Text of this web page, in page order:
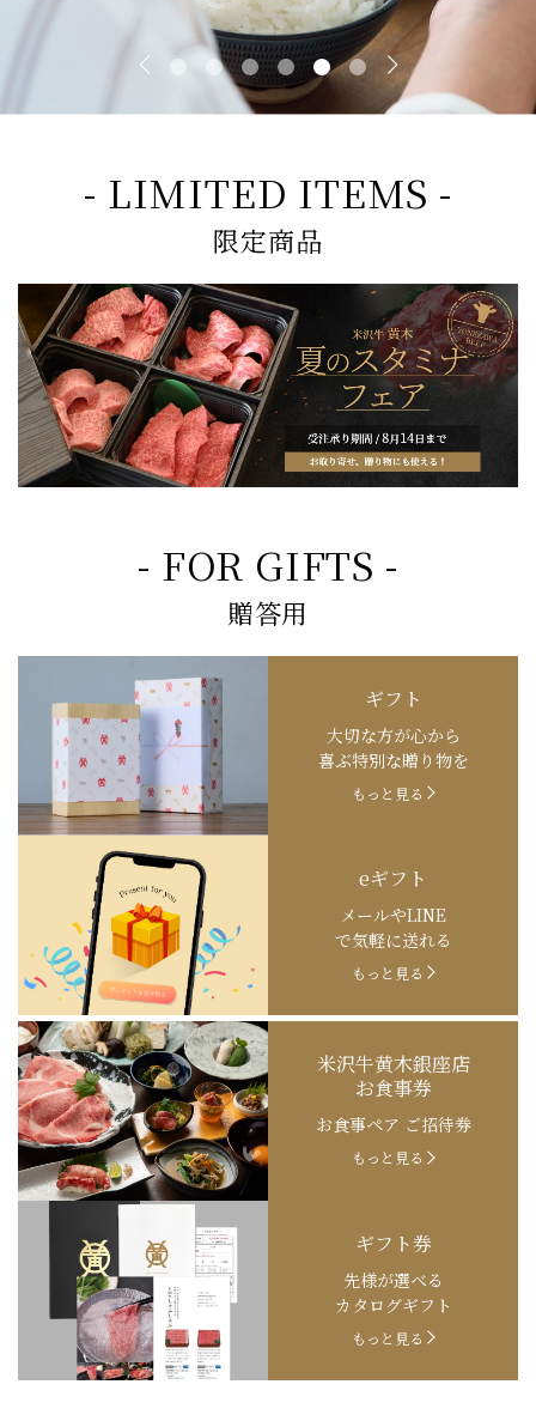
- LIMITED ITEMS -
限定商品
- FOR GIFTS -
贈答用
ギフト
大切な方が心から
喜ぶ特別な贈り物を
もっと見る
eギフト
メールやLINE
で気軽に送れる
もっと見る
米沢牛黄木銀座店
お食事券
お食事ペア ご招待券
もっと見る
ギフト券
先様が選べる
カタログギフト
もっと見る